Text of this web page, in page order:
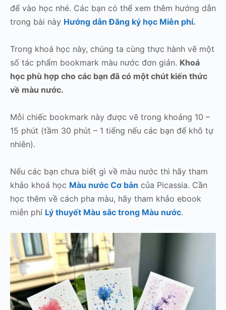
để vào học nhé. Các bạn có thể xem thêm hướng dẫn
trong bài này Hướng dẫn Đăng ký học Miễn phí.
Trong khoá học này, chúng ta cùng thực hành vẽ một
số tác phẩm bookmark màu nước đơn giản. Khoá
học phù hợp cho các bạn đã có một chút kiến thức
về màu nước.
Mỗi chiếc bookmark này được vẽ trong khoảng 10 –
15 phút (tầm 30 phút – 1 tiếng nếu các bạn để khô tự
nhiên).
Nếu các bạn chưa biết gì về màu nước thì hãy tham
khảo khoá học Màu nước Cơ bản của Picassia. Cần
học thêm về cách pha màu, hãy tham khảo ebook
miễn phí Lý thuyết Màu sắc trong Màu nước.